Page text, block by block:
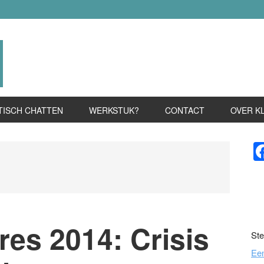
CHATTEN WERKSTUK? CONTACT OVER
2014: Crisis